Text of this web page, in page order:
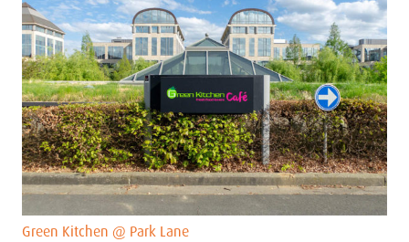
Green Kitchen @ Park Lane